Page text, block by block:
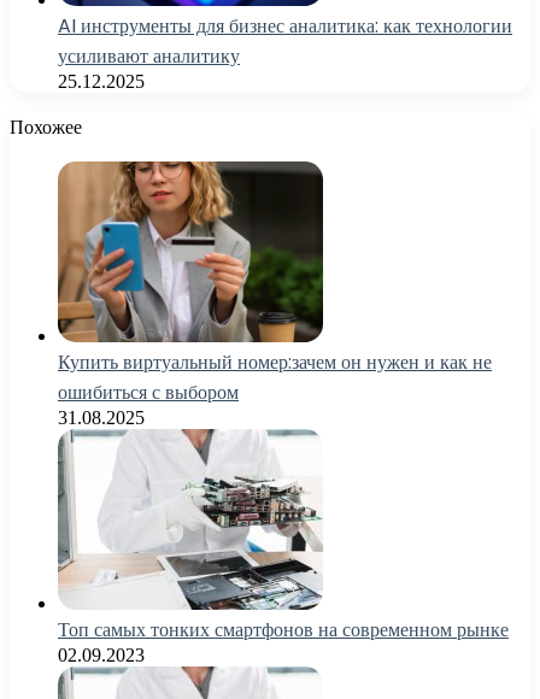
AI инструменты для бизнес аналитика: как технологии
усиливают аналитику
25.12.2025
Похожее
Купить виртуальный номер:зачем он нужен и как не
ошибиться с выбором
31.08.2025
Топ самых тонких смартфонов на современном рынке
02.09.2023